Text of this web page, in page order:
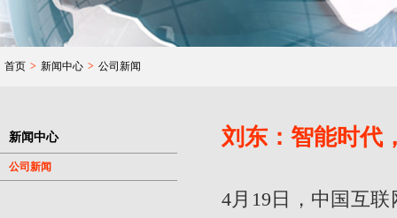
首页 > 新闻中心 > 公司新闻
新闻中心
公司新闻
刘东：智能时代
4月19日，中国互